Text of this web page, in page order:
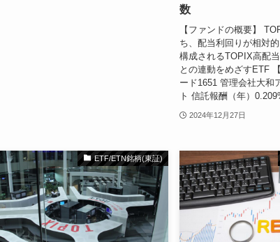
数
【ファンドの概要】
ち、配当利回りが相対
構成されるTOPIX高配
との連動をめざすETF
ード1651 管理会社大和
ト 信託報酬（年）
2024年12月27日
ETF/ETN銘柄(東証)